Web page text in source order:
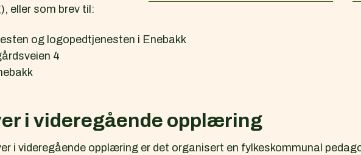
eller som brev til:
og logopedtjenesten i Enebakk
4
i videregående opplæring
i videregående opplæring er det organisert en fylkeskommunal